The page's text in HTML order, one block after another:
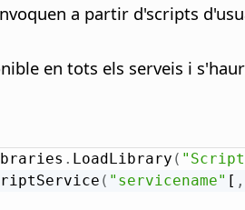
a partir d'scripts
en tots els serveis i
. LoadLibrary (
( "servicename" [ ,